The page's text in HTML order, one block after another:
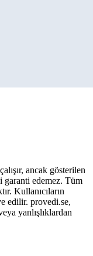
ancak gösterilen
edemez. Tüm
Kullanıcıların
edilir. provedi.se,
yanlışlıklardan